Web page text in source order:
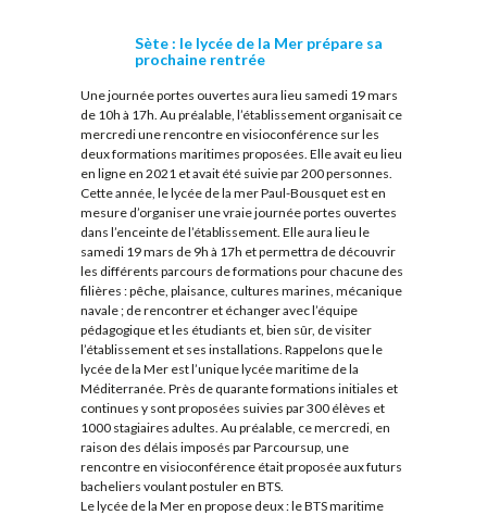
Sète : le lycée de la Mer prépare sa
prochaine rentrée
Une journée portes ouvertes aura lieu samedi 19 mars
de 10h à 17h. Au préalable, l’établissement organisait ce
mercredi une rencontre en visioconférence sur les
deux formations maritimes proposées. Elle avait eu lieu
en ligne en 2021 et avait été suivie par 200 personnes.
Cette année, le lycée de la mer Paul-Bousquet est en
mesure d’organiser une vraie journée portes ouvertes
dans l’enceinte de l’établissement. Elle aura lieu le
samedi 19 mars de 9h à 17h et permettra de découvrir
les différents parcours de formations pour chacune des
filières : pêche, plaisance, cultures marines, mécanique
navale ; de rencontrer et échanger avec l’équipe
pédagogique et les étudiants et, bien sûr, de visiter
l’établissement et ses installations. Rappelons que le
lycée de la Mer est l’unique lycée maritime de la
Méditerranée. Près de quarante formations initiales et
continues y sont proposées suivies par 300 élèves et
1000 stagiaires adultes. Au préalable, ce mercredi, en
raison des délais imposés par Parcoursup, une
rencontre en visioconférence était proposée aux futurs
bacheliers voulant postuler en BTS.
Le lycée de la Mer en propose deux : le BTS maritime